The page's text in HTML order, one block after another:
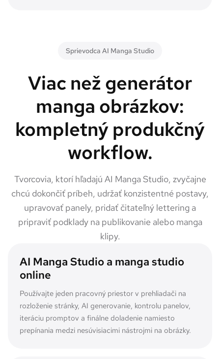
Sprievodca AI Manga Studio
Viac než generátor
manga obrázkov:
kompletný produkčný
workflow.
Tvorcovia, ktorí hľadajú AI Manga Studio, zvyčajne
chcú dokončiť príbeh, udržať konzistentné postavy,
upravovať panely, pridať čitateľný lettering a
pripraviť podklady na publikovanie alebo manga
klipy.
AI Manga Studio a manga studio
online
Používajte jeden pracovný priestor v prehliadači na
rozloženie stránky, AI generovanie, kontrolu panelov,
iteráciu promptov a finálne doladenie namiesto
prepínania medzi nesúvisiacimi nástrojmi na obrázky.